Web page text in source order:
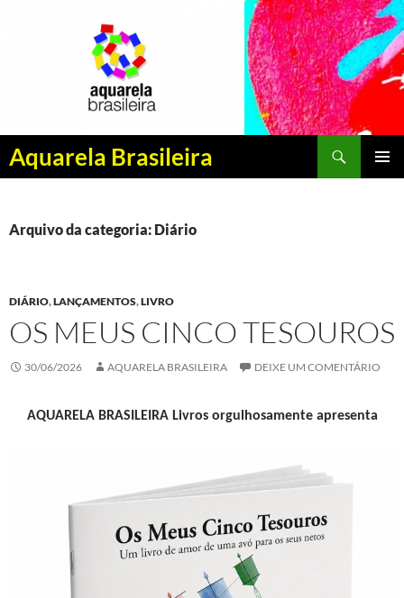
Aquarela Brasileira
Pesquisar
PULAR
CONTEÚDO
Arquivo da categoria: Diário
DIÁRIO,LANÇAMENTOS,LIVRO
OS MEUS CINCO TESOUROS
30/06/2026 AQUARELA BRASILEIRA DEIXE UM COMENTÁRIO
AQUARELA BRASILEIRA Livros orgulhosamente apresenta